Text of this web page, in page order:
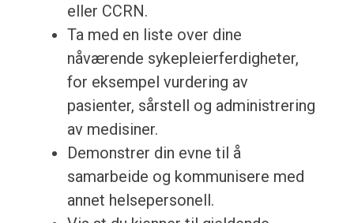
eller CCRN.
Ta med en liste over dine
nåværende sykepleierferdigheter,
for eksempel vurdering av
pasienter, sårstell og administrering
av medisiner.
Demonstrer din evne til å
samarbeide og kommunisere med
annet helsepersonell.